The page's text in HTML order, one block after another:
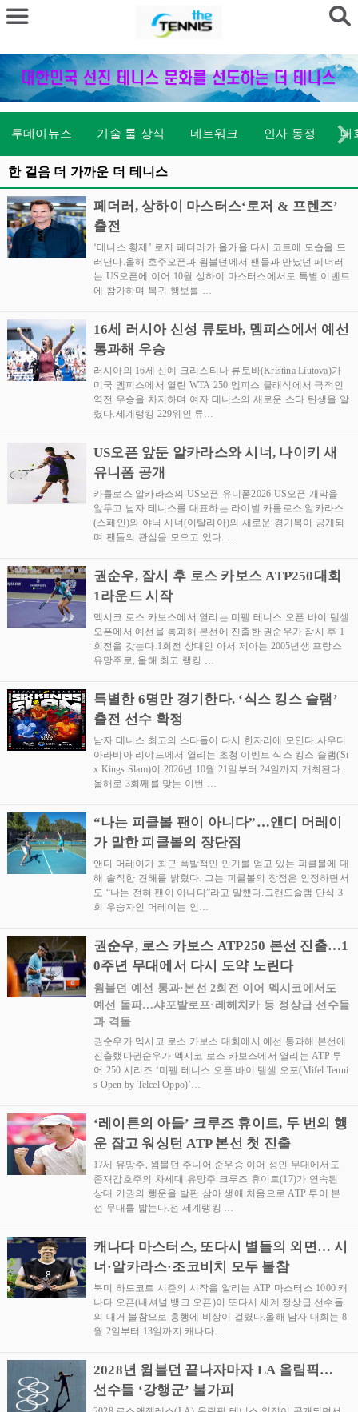
투데이뉴스 기술 룰 상식 네트워크 인사 동정 대
한 걸음 더 가까운 더 테니스
페더러, 상하이 마스터스‘로저 & 프렌즈’
출전
‘테니스 황제’ 로저 페더러가 올가을 다시 코트에 모습을 드
러낸다.올해 호주오픈과 윔블던에서 팬들과 만났던 페더러
는 US오픈에 이어 10월 상하이 마스터스에서도 특별 이벤트
에 참가하며 복귀 행보를 …
16세 러시아 신성 류토바, 멤피스에서 예선
통과해 우승
러시아의 16세 신예 크리스티나 류토바(Kristina Liutova)가
미국 멤피스에서 열린 WTA 250 멤피스 클래식에서 극적인
역전 우승을 차지하며 여자 테니스의 새로운 스타 탄생을 알
렸다.세계랭킹 229위인 류…
US오픈 앞둔 알카라스와 시너, 나이키 새
유니폼 공개
카를로스 알카라스의 US오픈 유니폼2026 US오픈 개막을
앞두고 남자 테니스를 대표하는 라이벌 카를로스 알카라스
(스페인)와 야닉 시너(이탈리아)의 새로운 경기복이 공개되
며 팬들의 관심을 모으고 있다. …
권순우, 잠시 후 로스 카보스 ATP250대회
1라운드 시작
멕시코 로스 카보스에서 열리는 미펠 테니스 오픈 바이 텔셀
오픈에서 예선을 통과해 본선에 진출한 권순우가 잠시 후 1
회전을 갖는다.1회전 상대인 아서 제아는 2005년생 프랑스
유망주로, 올해 최고 랭킹 …
특별한 6명만 경기한다. ‘식스 킹스 슬램’
출전 선수 확정
남자 테니스 최고의 스타들이 다시 한자리에 모인다.사우디
아라비아 리야드에서 열리는 초청 이벤트 식스 킹스 슬램(Si
x Kings Slam)이 2026년 10월 21일부터 24일까지 개최된다.
올해로 3회째를 맞는 이번 …
“나는 피클볼 팬이 아니다”…앤디 머레이
가 말한 피클볼의 장단점
앤디 머레이가 최근 폭발적인 인기를 얻고 있는 피클볼에 대
해 솔직한 견해를 밝혔다. 그는 피클볼의 장점은 인정하면서
도 “나는 전혀 팬이 아니다”라고 말했다.그랜드슬램 단식 3
회 우승자인 머레이는 인…
권순우, 로스 카보스 ATP250 본선 진출…1
0주년 무대에서 다시 도약 노린다
윔블던 예선 통과·본선 2회전 이어 멕시코에서도
예선 돌파…샤포발로프·레헤치카 등 정상급 선수들
과 격돌
권순우가 멕시코 로스 카보스 대회에서 예선 통과해 본선에
진출했다권순우가 멕시코 로스 카보스에서 열리는 ATP 투
어 250 시리즈 ‘미펠 테니스 오픈 바이 텔셀 오포(Mifel Tenni
s Open by Telcel Oppo)’…
‘레이튼의 아들’ 크루즈 휴이트, 두 번의 행
운 잡고 워싱턴 ATP 본선 첫 진출
17세 유망주, 윔블던 주니어 준우승 이어 성인 무대에서도
존재감호주의 차세대 유망주 크루즈 휴이트(17)가 연속된
상대 기권의 행운을 발판 삼아 생애 처음으로 ATP 투어 본
선 무대를 밟는다.전 세계랭킹 …
캐나다 마스터스, 또다시 별들의 외면… 시
너·알카라스·조코비치 모두 불참
북미 하드코트 시즌의 시작을 알리는 ATP 마스터스 1000 캐
나다 오픈(내셔널 뱅크 오픈)이 또다시 세계 정상급 선수들
의 대거 불참으로 흥행에 비상이 걸렸다.올해 남자 대회는 8
월 2일부터 13일까지 캐나다…
2028년 윔블던 끝나자마자 LA 올림픽…
선수들 ‘강행군’ 불가피